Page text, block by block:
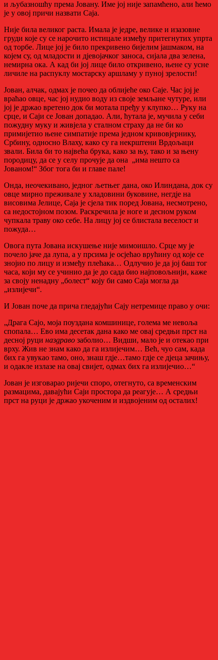
и љубазношћу према Јовану. Име јој није запамћено, али ћемо
је у овој причи назвати Саја.
Није била великог раста. Имала је једре, велике и изазовне
груди које су се нарочито истицале између притегнутих упрта
од торбе. Лице јој је било прекривено бијелим јашмаком, на
којем су, од младости и дјевојачког заноса, сијала два зелена,
немирна ока. А кад би јој лице било откривено, њене су усне
личиле на распуклу мостарску аршламу у пуној зрелости!
Јован, алчак, одмах је почео да облијеће око Саје. Час јој је
враћао овце, час јој нудио воду из своје земљане чутуре, или
јој је држао вретено док би мотала пређу у клупко… Руку на
срце, и Саји се Јован допадао. Али, ћутала је, мучила у себи
пожудну муку и живјела у сталном страху да не би ко
примијетио њене симпатије према једном кривовјернику,
Србину, односно Влаху, како су га некрштени Врдољаци
звали. Била би то највећа брука, како за њу, тако и за њену
породицу, да се у селу прочује да она „има нешто сa
Јованом!“ Због тога би и главе пале!
Онда, неочекивано, једног љетњег дана, око Илиндана, док су
овце мирно преживале у хладовини буковине, негдје на
висовима Јелице, Саја је сјела тик поред Јована, несмотрено,
са недостојном позом. Раскречила је ноге и десном руком
чупкала траву око себе. На лицу јој се блистала веселост и
пожуда…
Овога пута Јована искушење није мимоишло. Срце му је
почело јаче да лупа, а у прсима је осјећао врућину од које се
знојио по лицу и између плећака… Одлучио је да јој баш тог
часа, који му се учинио да је до сада био најповољнији, каже
за своју ненадну „болест“ коју би само Саја могла да
„излијечи“.
И Јован поче да прича гледајући Сају нетремице право у очи:
„Драга Сајо, моја поуздана комшинице, голема ме невоља
спопала… Ево има десетак дана како ме овај средњи прст на
десној руци наздраво заболио… Видши, мало је и отекао при
врху. Жив не знам како да га излијечим… Већ, чуо сам, када
бих га увукао тамо, оно, знаш гдје…тамо гдје се дјеца зачињу,
и одакле излазе на овај свијет, одмах бих га излијечио…“
Јован је изговарао ријечи споро, отегнуто, са временским
размацима, давајући Саји простора да реагује… А средњи
прст на руци је држао укоченим и издвојеним од осталих!